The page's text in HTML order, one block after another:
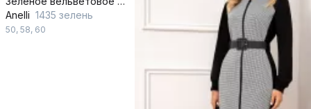
Anelli 1435 зелень
50, 58, 60